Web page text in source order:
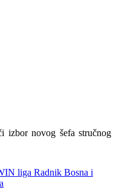
izbor novog šefa stručnog
liga Radnik Bosna i